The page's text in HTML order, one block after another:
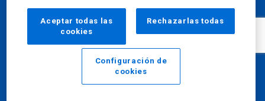
Aceptar todas las
cookies
Rechazarlas todas
Configuración de
cookies
Email Llamar